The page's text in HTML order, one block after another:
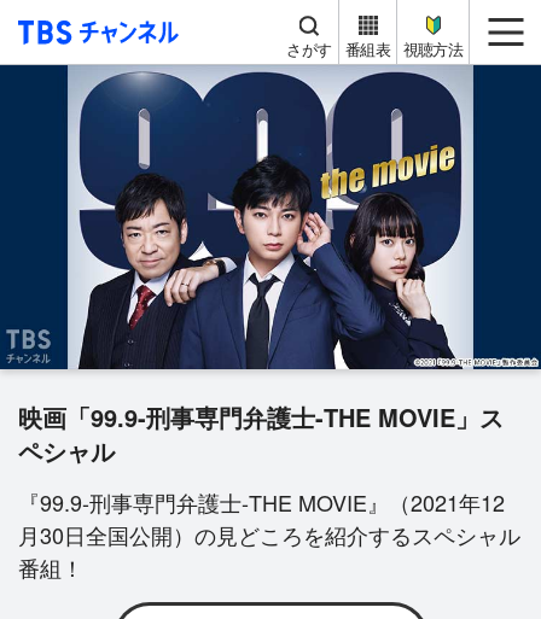
TBS チャンネル
さがす 番組表 視聴方法
映画「99.9-刑事専門弁護士-THE MOVIE」ス
ペシャル
『99.9-刑事専門弁護士-THE MOVIE』（2021年12
月30日全国公開）の見どころを紹介するスペシャル
番組！